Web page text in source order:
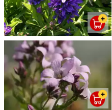
Kaukasus
Lavendel